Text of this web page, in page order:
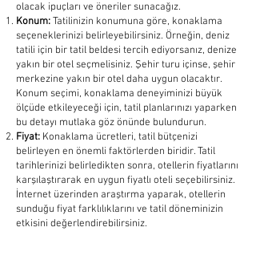
olacak ipuçları ve öneriler sunacağız.
Konum:Tatilinizin konumuna göre, konaklama
seçeneklerinizi belirleyebilirsiniz. Örneğin, deniz
tatili için bir tatil beldesi tercih ediyorsanız, denize
yakın bir otel seçmelisiniz. Şehir turu içinse, şehir
merkezine yakın bir otel daha uygun olacaktır.
Konum seçimi, konaklama deneyiminizi büyük
ölçüde etkileyeceği için, tatil planlarınızı yaparken
bu detayı mutlaka göz önünde bulundurun.
Fiyat: Konaklama ücretleri, tatil bütçenizi
belirleyen en önemli faktörlerden biridir. Tatil
tarihlerinizi belirledikten sonra, otellerin fiyatlarını
karşılaştırarak en uygun fiyatlı oteli seçebilirsiniz.
İnternet üzerinden araştırma yaparak, otellerin
sunduğu fiyat farklılıklarını ve tatil döneminizin
etkisini değerlendirebilirsiniz.